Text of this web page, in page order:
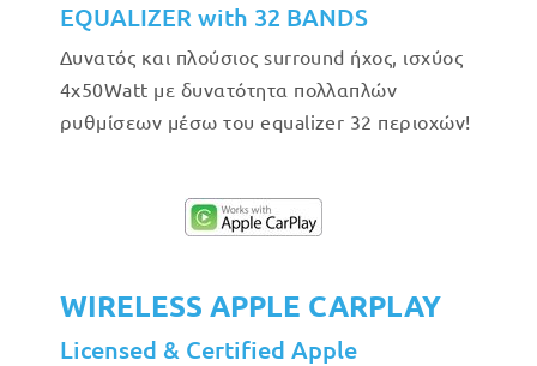
EQUALIZER with 32 BANDS
Δυνατός και πλούσιος surround ήχος, ισχύος
4x50Watt με δυνατότητα πολλαπλών
ρυθμίσεων μέσω του equalizer 32 περιοχών!
WIRELESS APPLE CARPLAY
Licensed & Certified Apple